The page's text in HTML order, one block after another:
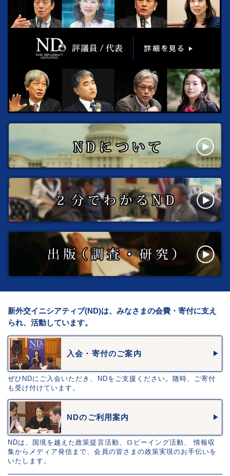
新外交イニシアティブ(ND)は、みなさまの会費・寄付に支え
られ、活動しています。
入会・寄付のご案内
ぜひNDにご入会いただき、NDをご支援ください。随時、ご寄付
も受け付けています。
NDのご利用案内
NDは、国境を越えた政策提言活動、ロビーイング活動、 情報収
集からメディア発信まで、会員の皆さまの政策実現のお手伝いを
いたします。